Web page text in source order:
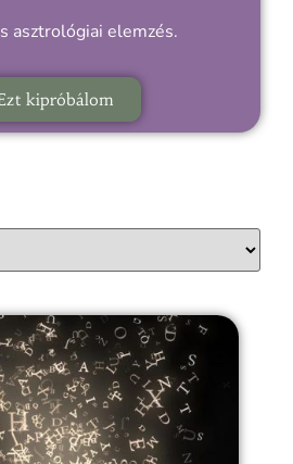
asztrológiai elemzés.
kipróbálom